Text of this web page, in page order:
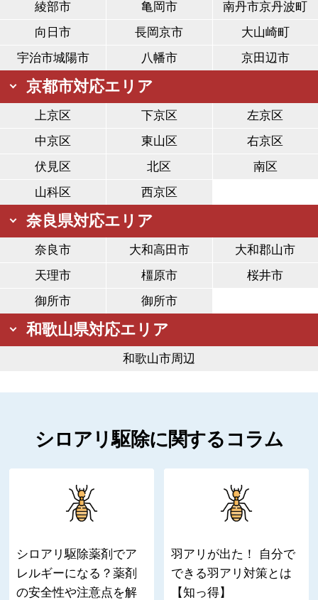
綾部市 亀岡市
南丹市京丹波町
向日市
長岡京市
大山崎町
宇治市城陽市
八幡市 京田辺市
京都市対応エリア
上京区 下京区
左京区
中京区
東山区
右京区
伏見区
北区
南区
山科区
西京区
奈良県対応エリア
奈良市 大和高田市
大和郡山市
天理市
橿原市
桜井市
御所市
御所市
和歌山県対応エリア
和歌山市周辺
シロアリ駆除に関するコラム
シロアリ駆除薬剤でア
レルギーになる？薬剤
の安全性や注意点を解
羽アリが出た！ 自分で
できる羽アリ対策とは
【知っ得】